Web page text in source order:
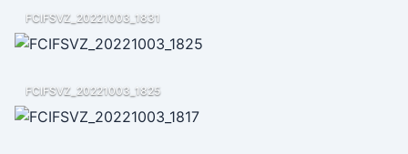
FCIFSVZ_20221003_1831
FCIFSVZ_20221003_1825